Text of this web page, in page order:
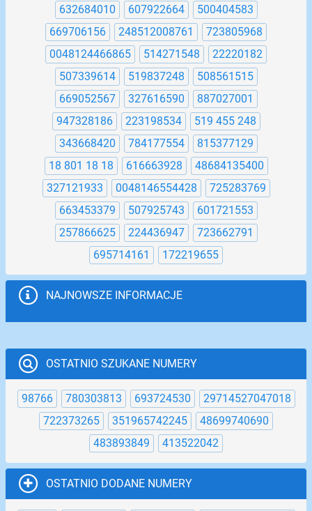
632684010 607922664
500404583
669706156
248512008761
723805968
0048124466865
514271548
22220182
507339614
519837248
508561515
669052567
327616590
887027001
947328186
223198534
519 455 248
343668420
784177554
815377129
18 801 18 18
616663928
48684135400
327121933
0048146554428
725283769
663453379
507925743
601721553
257866625
224436947
723662791
695714161
172219655
NAJNOWSZE INFORMACJE
OSTATNIO SZUKANE NUMERY
98766 780303813 693724530
29714527047018
722373265
351965742245
48699740690
483893849
413522042
OSTATNIO DODANE NUMERY